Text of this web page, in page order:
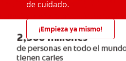
de cuidado.
¡Empieza ya mismo!